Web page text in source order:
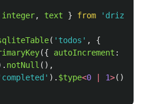
integer, text } from '
( ' todos ' ,
{
({ autoIncrement :
notNull (),
completed ' ). $type<0 1>().